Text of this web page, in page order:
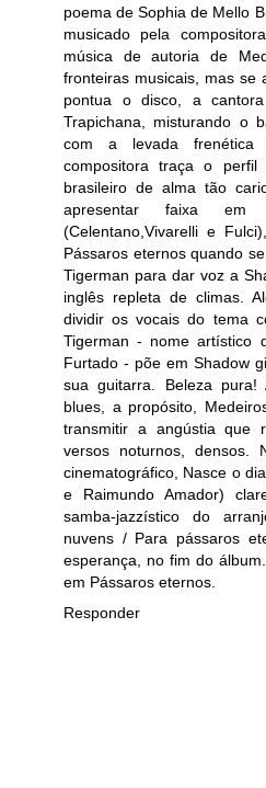
poema de Sophia de Mello
musicado pela
música de autoria de
fronteiras musicais, mas se
pontua o disco, a
Trapichana, misturando o
com a levada
compositora traça o perfil
brasileiro de alma tão
apresentar faixa
(Celentano,Vivarelli e
Pássaros eternos quando
Tigerman para dar voz a
inglês repleta de climas.
dividir os vocais do tema
Tigerman - nome artístico
Furtado - põe em Shadow
sua guitarra. Beleza
blues, a propósito,
transmitir a angústia que
versos noturnos, densos.
cinematográfico, Nasce o
e Raimundo Amador)
samba-jazzístico do
nuvens / Para pássaros
esperança, no fim do
em Pássaros eternos.
Responder